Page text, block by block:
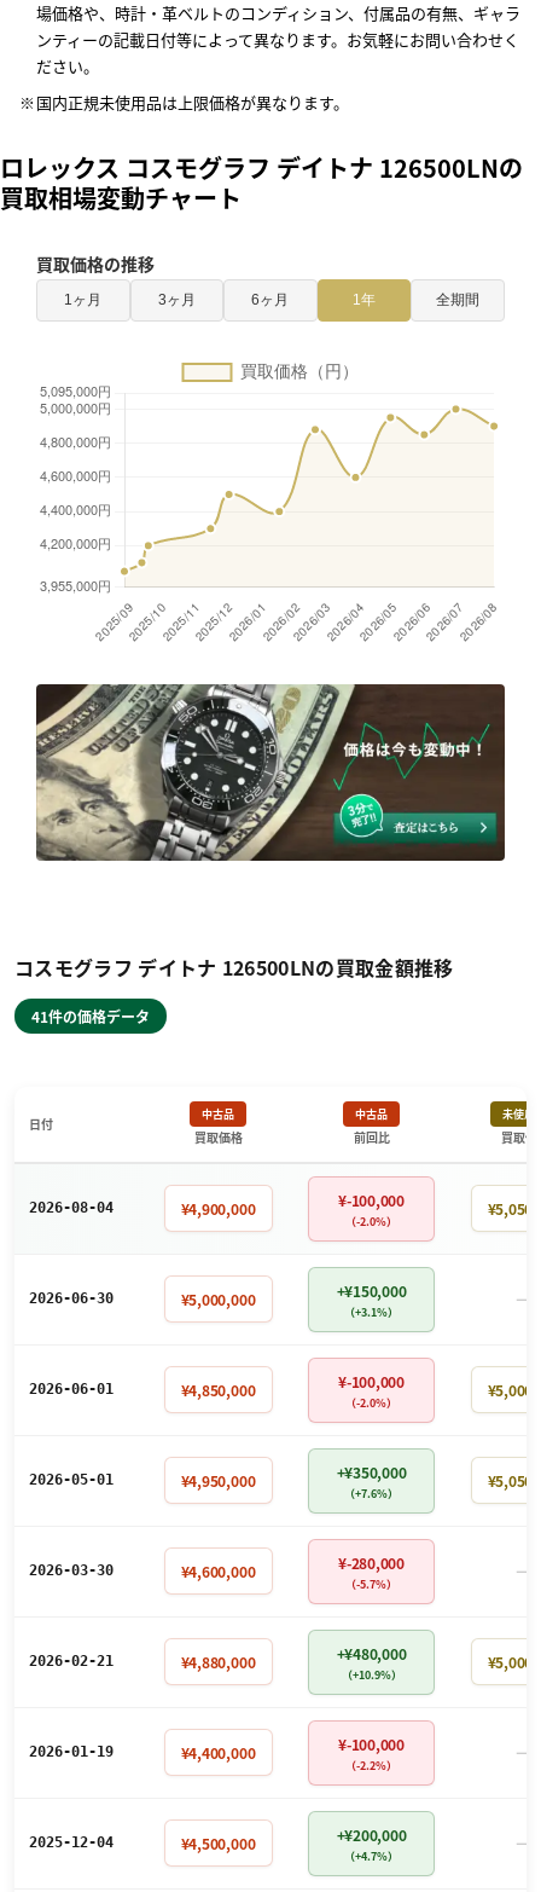
場価格や、時計・革ベルトのコンディション、付属品の有無、ギャラ
ンティーの記載日付等によって異なります。お気軽にお問い合わせく
ださい。
国内正規未使用品は上限価格が異なります。
ロレックス コスモグラフ デイトナ 126500LNの
買取相場変動チャート
買取価格の推移
1ヶ月 3ヶ月 6ヶ月 1年 全期間
コスモグラフ デイトナ 126500LNの買取金額推移
41件の価格データ
日付
中古品
買取価格
中古品
前回比
未使用
買取価
2026-08-04 ¥4,900,000 ¥-100,000
（-2.0%）
2026-06-30 ¥5,000,000 +¥150,000
（+3.1%） －
2026-06-01 ¥4,850,000 ¥-100,000
（-2.0%）
2026-05-01 ¥4,950,000 +¥350,000
（+7.6%）
2026-03-30 ¥4,600,000 ¥-280,000
（-5.7%） －
2026-02-21 ¥4,880,000 +¥480,000
（+10.9%）
2026-01-19 ¥4,400,000 ¥-100,000
（-2.2%） －
2025-12-04 ¥4,500,000 +¥200,000
（+4.7%） －